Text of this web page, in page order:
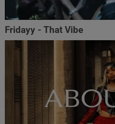
Fridayy - That Vibe